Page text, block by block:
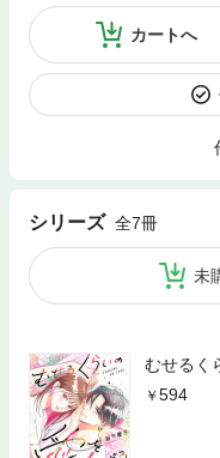
カートへ
シリーズ 全7冊
未
むせるく
594